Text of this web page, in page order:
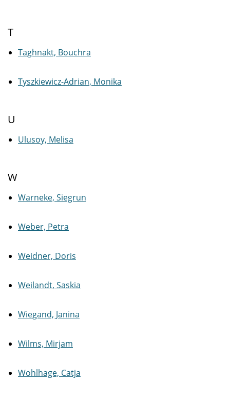
T
Taghnakt, Bouchra
Tyszkiewicz-Adrian, Monika
U
Ulusoy, Melisa
W
Warneke, Siegrun
Weber, Petra
Weidner, Doris
Weilandt, Saskia
Wiegand, Janina
Wilms, Mirjam
Wohlhage, Catja